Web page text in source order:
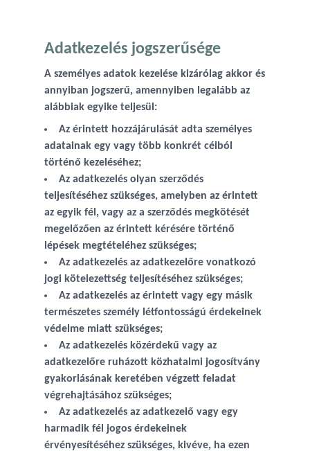
Adatkezelés jogszerűsége
A személyes adatok kezelése kizárólag akkor és
annyiban jogszerű, amennyiben legalább az
alábbiak egyike teljesül:
Az érintett hozzájárulását adta személyes
adatainak egy vagy több konkrét célból
történő kezeléséhez;
Az adatkezelés olyan szerződés
teljesítéséhez szükséges, amelyben az érintett
az egyik fél, vagy az a szerződés megkötését
megelőzően az érintett kérésére történő
lépések megtételéhez szükséges;
Az adatkezelés az adatkezelőre vonatkozó
jogi kötelezettség teljesítéséhez szükséges;
Az adatkezelés az érintett vagy egy másik
természetes személy létfontosságú érdekeinek
védelme miatt szükséges;
Az adatkezelés közérdekű vagy az
adatkezelőre ruházott közhatalmi jogosítvány
gyakorlásának keretében végzett feladat
végrehajtásához szükséges;
Az adatkezelés az adatkezelő vagy egy
harmadik fél jogos érdekeinek
érvényesítéséhez szükséges, kivéve, ha ezen